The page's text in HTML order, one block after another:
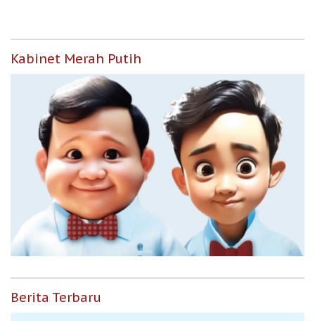
Kabinet Merah Putih
Berita Terbaru